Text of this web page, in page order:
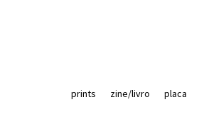
prints zine/livro placa